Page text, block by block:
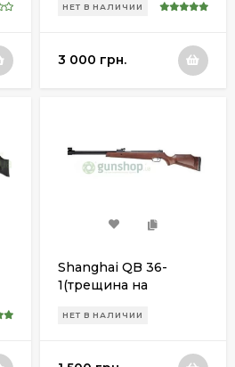
НЕТ В НАЛИЧИИ
3 000 грн.
Shanghai QB 36-
1(трещина на
НЕТ В НАЛИЧИИ